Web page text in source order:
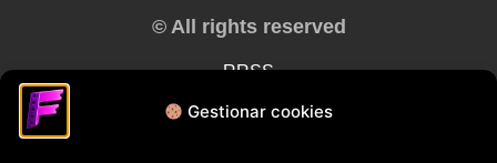
Gestionar cookies
© All rights reserved
RRSS